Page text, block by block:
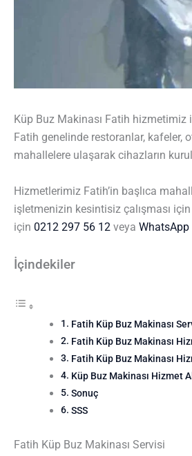
Küp Buz Makinası Fatih hizmetimiz
Fatih genelinde restoranlar, kafeler,
mahallelere ulaşarak cihazların
Hizmetlerimiz Fatih’in başlıca
işletmenizin kesintisiz çalışması
için 0212 297 56 12 veya WhatsApp
İçindekiler
Fatih Küp Buz Makinası
Fatih Küp Buz Makinası
Fatih Küp Buz Makinası
Küp Buz Makinası Hizmet
Sonuç
SSS
Fatih Küp Buz Makinası Servisi